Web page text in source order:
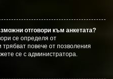
отговори към анкетата?
се определя от
повече от позволения
се с администратора.